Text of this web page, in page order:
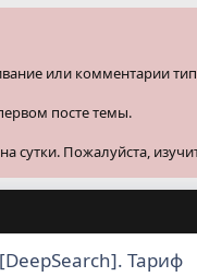
или комментарии
посте темы.
сутки. Пожалуйста,
Тариф